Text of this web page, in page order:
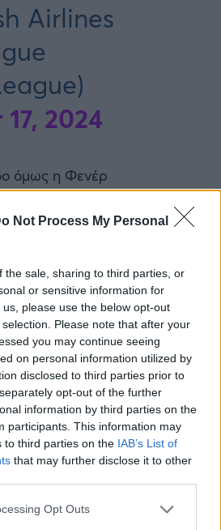
Not Process My Personal
the sale, sharing to third parties, or
or sensitive information for
please use the below opt-out
Please note that after your
you may continue seeing
on personal information utilized by
disclosed to third parties prior to
opt-out of the further
information by third parties on the
participants. This information may
to third parties on the IAB’s List of
that may further disclose it to other
app uses one or more Google
Opt Outs
Airlines
2024
όμως η Φενέρ
εκφραστή των
Μπιμπέροβιτςκαι με
στο τρίποντο, η ομάδα της
29-15 , εφαρμόζοντας απόλυτο
αρένα. Με πολύ
μπάλας, η ομάδα του Σάρας
του ημιχρόνου με
(38-31), χωρίς να δείχνει
από τους γηπεδούχους.